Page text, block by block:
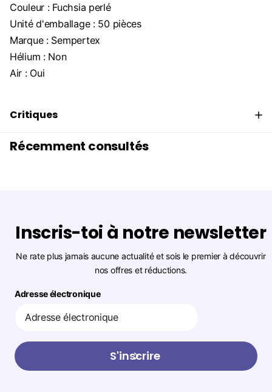
Couleur : Fuchsia perlé
Unité d'emballage : 50 pièces
Marque : Sempertex
Hélium : Non
Air : Oui
Critiques
Récemment consultés
Inscris-toi à notre newsletter
Ne rate plus jamais aucune actualité et sois le premier à découvrir
nos offres et réductions.
Adresse électronique
S'inscrire